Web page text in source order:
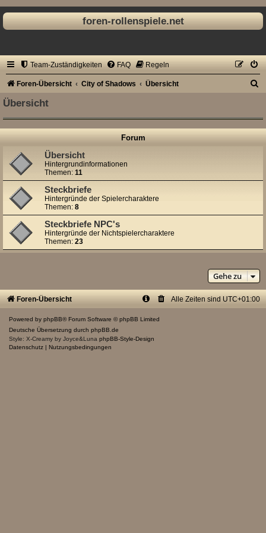
foren-rollenspiele.net
Team-Zuständigkeiten FAQ Regeln
Foren-Übersicht City of Shadows Übersicht
h
Übersicht
Forum
Übersicht
Hintergrundinformationen
Themen: 11
Steckbriefe
Hintergründe der Spielercharaktere
Themen: 8
Steckbriefe NPC's
Hintergründe der Nichtspielercharaktere
Themen: 23
Gehe zu
Foren-Übersicht Alle Zeiten sind UTC+01:00
Powered by phpBB® Forum Software © phpBB Limited
Deutsche Übersetzung durch phpBB.de
Style: X-Creamy by Joyce&Luna phpBB-Style-Design
Datenschutz | Nutzungsbedingungen